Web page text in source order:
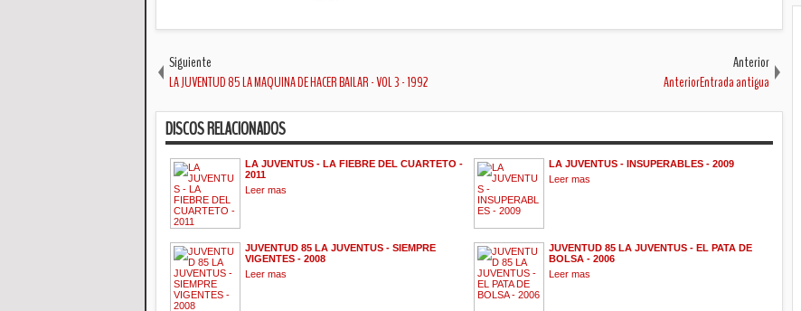
Siguiente
LA JUVENTUD 85 LA MAQUINA DE HACER BAILAR - VOL 3 - 1992
Anterior
AnteriorEntrada antigua
DISCOS RELACIONADOS
LA JUVENTUS - LA FIEBRE DEL CUARTETO -
2011
Leer mas
LA JUVENTUS - INSUPERABLES - 2009
Leer mas
JUVENTUD 85 LA JUVENTUS - SIEMPRE
VIGENTES - 2008
Leer mas
JUVENTUD 85 LA JUVENTUS - EL PATA DE
BOLSA - 2006
Leer mas